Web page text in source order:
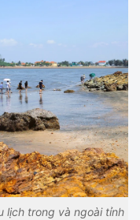
lịch trong và ngoài tỉnh